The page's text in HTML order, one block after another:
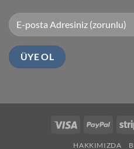
Visa PayPal
HAKKIMIZDA